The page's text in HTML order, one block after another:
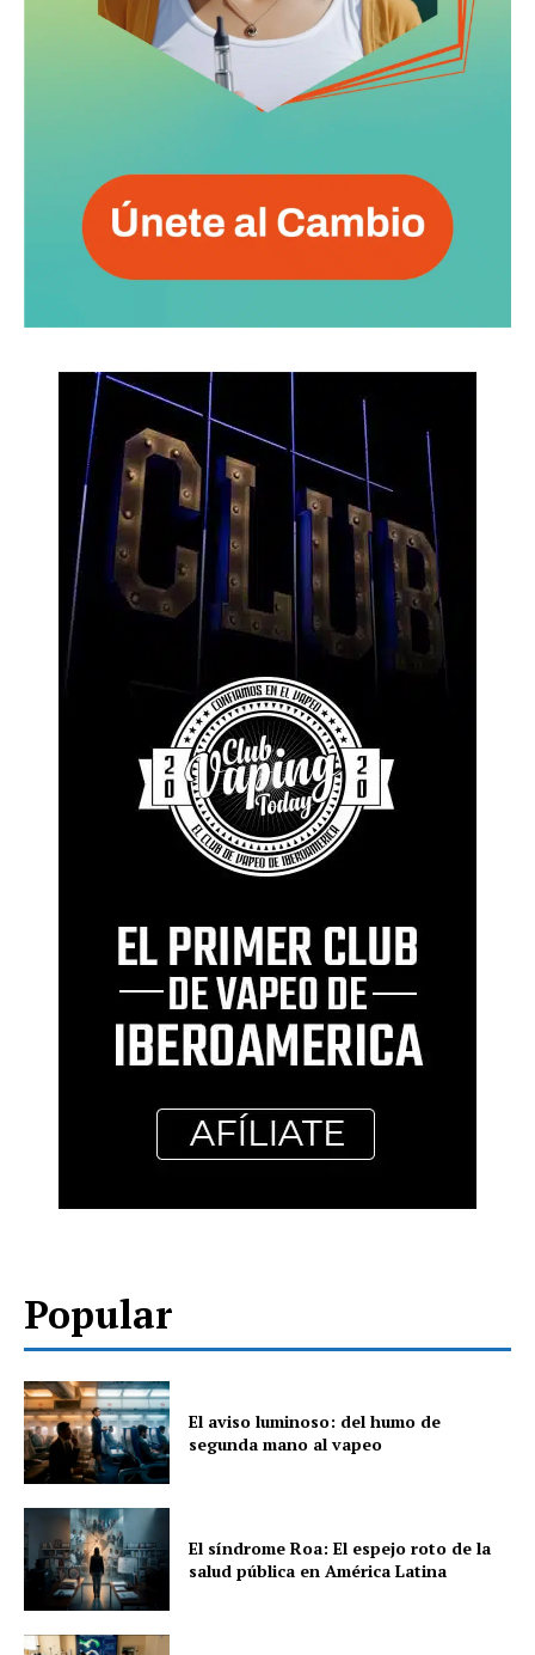
Popular
El aviso luminoso: del humo de
segunda mano al vapeo
El síndrome Roa: El espejo roto de la
salud pública en América Latina